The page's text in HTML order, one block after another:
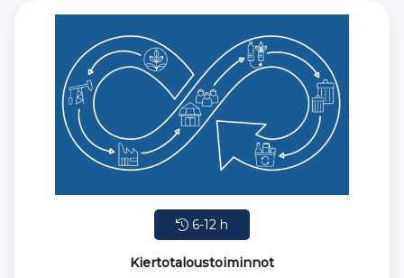
6-12 h
Kiertotaloustoiminnot